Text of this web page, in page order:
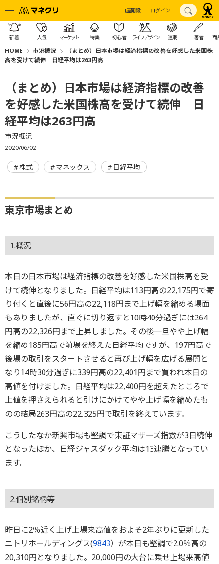
口座開設 ログイン
新着 人気 マーケット 特集 初心者 ライフデザイン 連載 著者 商
HOME 市況概況
（まとめ）日本市場は経済指標の改善を好感した米国株
高を受けて続伸 日経平均は263円高
（まとめ）日本市場は経済指標の改善
を好感した米国株高を受けて続伸 日
経平均は263円高
市況概況
2020/06/02
株式 マネックス 日経平均
東京市場まとめ
1.概況
本日の日本市場は経済指標の改善を好感した米国株高を受
けて続伸となりました。日経平均は113円高の22,175円で寄
り付くと直後に56円高の22,118円まで上げ幅を縮める場面
もありましたが、直ぐに切り返すと10時40分過ぎには264
円高の22,326円まで上昇しました。その後一旦やや上げ幅
を縮め185円高で前場を終えた日経平均ですが、197円高で
後場の取引をスタートさせると再び上げ幅を広げる展開と
なり14時30分過ぎに339円高の22,401円まで買われ本日の
高値を付けました。日経平均は22,400円を超えたところで
上値を押さえられると引けにかけてやや上げ幅を縮めたも
のの結局263円高の22,325円で取引を終えています。
こうしたなか新興市場も堅調で東証マザーズ指数が3日続伸
となったほか、日経ジャスダック平均は13連騰となってい
ます。
2.個別銘柄等
昨日に2％近く上げ上場来高値をおよそ2年ぶりに更新した
ニトリホールディングス(9843）が本日も堅調で2.0％高の
20,310円となりました。20,000円の大台に乗せ上場来高値